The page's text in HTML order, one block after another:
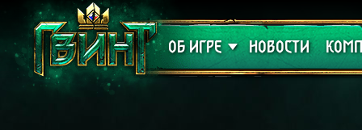
ОБ ИГРЕ
Поддержка
НОВОСТИ